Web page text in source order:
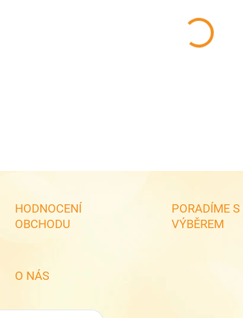
HODNOCENÍ
OBCHODU
PORADÍME S
VÝBĚREM
O NÁS